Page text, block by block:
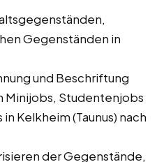
Gegenständen in
und Beschriftung
Minijobs, Studentenjobs
Kelkheim (Taunus) nach
der Gegenstände,